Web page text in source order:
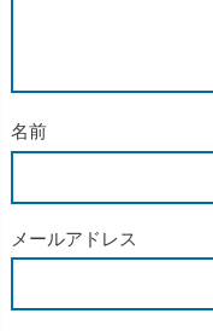
名前
メールアドレス